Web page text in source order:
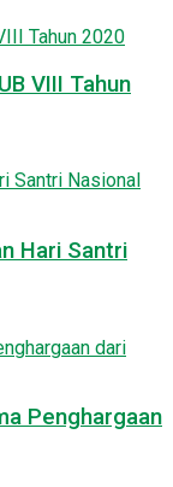
VIII Tahun
Hari Santri
Penghargaan